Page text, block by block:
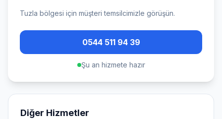
Tuzla bölgesi için müşteri temsilcimizle görüşün.
0544 511 94 39
Şu an hizmete hazır
Diğer Hizmetler